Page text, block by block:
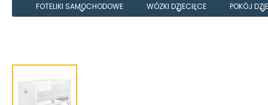
FOTELIKI SAMOCHODOWE WÓZKI DZIECIĘCE POKÓJ